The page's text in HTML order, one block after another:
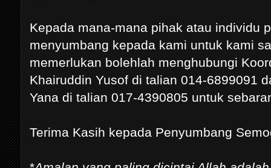
Kepada mana-mana pihak atau individu
menyumbang kepada kami untuk kami
memerlukan bolehlah menghubungi
Khairuddin Yusof di talian 014-6899091
Yana di talian 017-4390805 untuk
Terima Kasih kepada Penyumbang